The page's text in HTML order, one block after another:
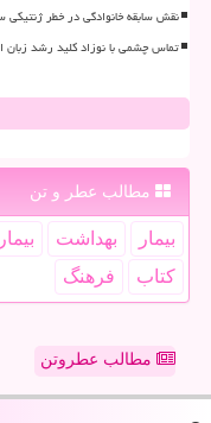
نقش سابقه خانوادگی در خطر
تماس چشمی با نوزاد کلید رشد
مطالب عطر و تن
بیمار بهداشت
كتاب
فرهنگ
مطالب عطروتن